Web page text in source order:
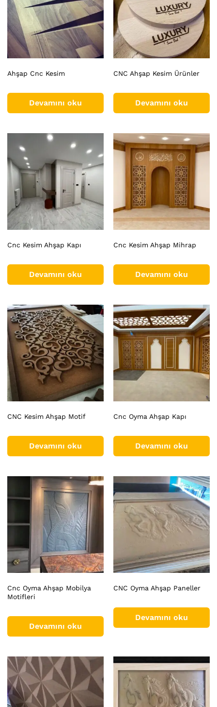
Ahşap Cnc Kesim
Devamını oku
CNC Ahşap Kesim Ürünler
Devamını oku
Cnc Kesim Ahşap Kapı
Devamını oku
Cnc Kesim Ahşap Mihrap
Devamını oku
CNC Kesim Ahşap Motif
Devamını oku
Cnc Oyma Ahşap Kapı
Devamını oku
Cnc Oyma Ahşap Mobilya
Motifleri
Devamını oku
CNC Oyma Ahşap Paneller
Devamını oku